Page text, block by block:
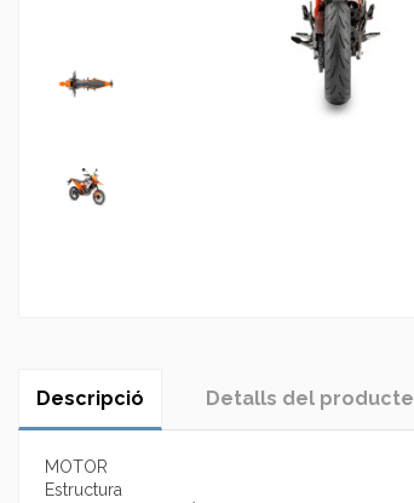
Descripció Detalls del producte
MOTOR
Estructura